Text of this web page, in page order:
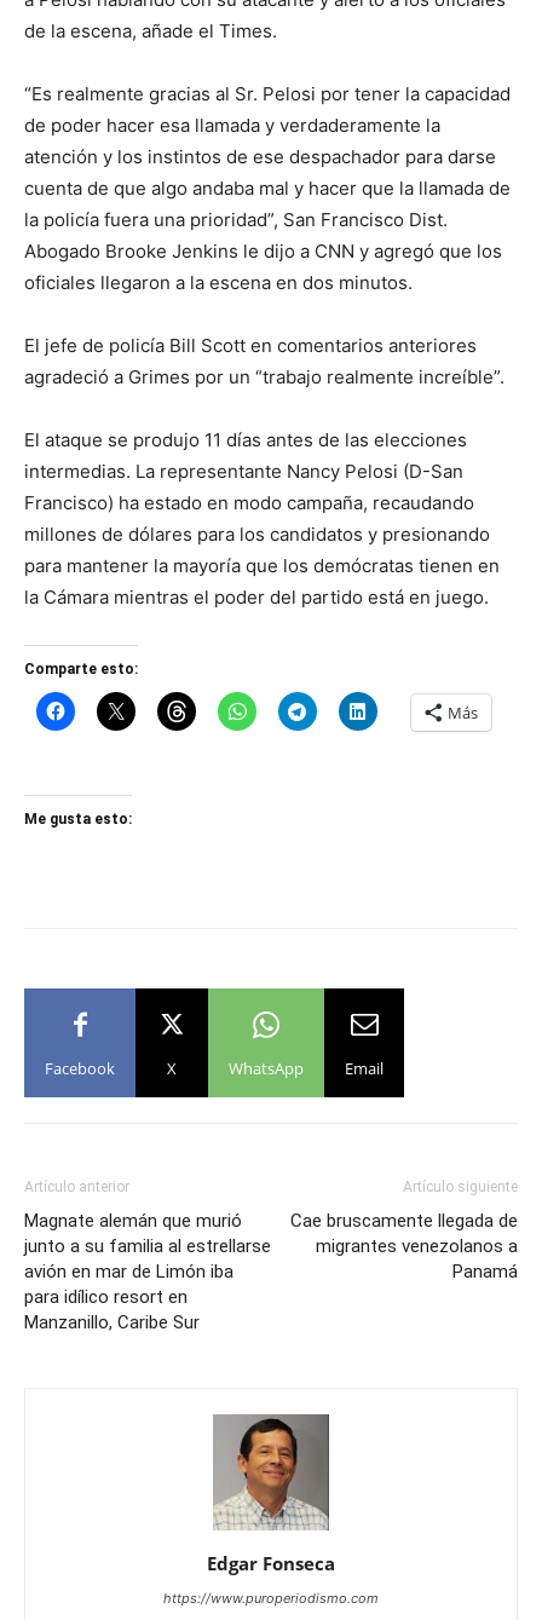
de la escena, añade el Times.
“Es realmente gracias al Sr. Pelosi por tener la capacidad
de poder hacer esa llamada y verdaderamente la
atención y los instintos de ese despachador para darse
cuenta de que algo andaba mal y hacer que la llamada de
la policía fuera una prioridad”, San Francisco Dist.
Abogado Brooke Jenkins le dijo a CNN y agregó que los
oficiales llegaron a la escena en dos minutos.
El jefe de policía Bill Scott en comentarios anteriores
agradeció a Grimes por un “trabajo realmente increíble”.
El ataque se produjo 11 días antes de las elecciones
intermedias. La representante Nancy Pelosi (D-San
Francisco) ha estado en modo campaña, recaudando
millones de dólares para los candidatos y presionando
para mantener la mayoría que los demócratas tienen en
la Cámara mientras el poder del partido está en juego.
Comparte esto:
Más
Me gusta esto:
Facebook X WhatsApp Email
Artículo anterior
Magnate alemán que murió
junto a su familia al estrellarse
avión en mar de Limón iba
para idílico resort en
Manzanillo, Caribe Sur
Artículo siguiente
Cae bruscamente llegada de
migrantes venezolanos a
Panamá
Edgar Fonseca
https://www.puroperiodismo.com